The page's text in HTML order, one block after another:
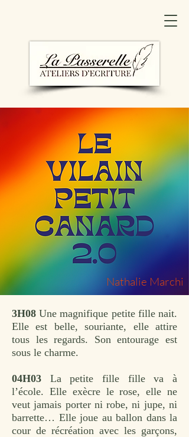
Nathalie Marchi
3H08 Une magnifique petite fille nait.
Elle est belle, souriante, elle attire
tous les regards. Son entourage est
sous le charme.
04H03 La petite fille fille va à
l’école. Elle exècre le rose, elle ne
veut jamais porter ni robe, ni jupe, ni
barrette… Elle joue au ballon dans la
cour de récréation avec les garçons,